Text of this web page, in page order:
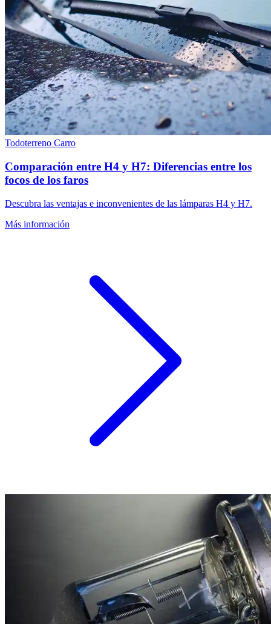
Todoterreno Carro
Comparación entre H4 y H7: Diferencias entre los
focos de los faros
Descubra las ventajas e inconvenientes de las lámparas H4 y H7.
Más información